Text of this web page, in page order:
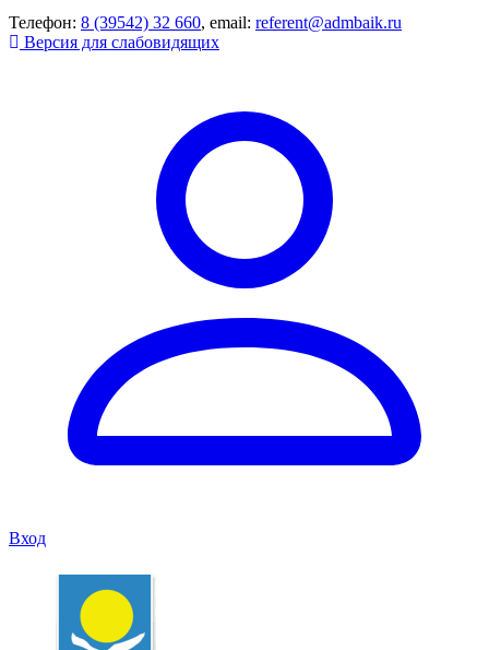
Телефон: 8 (39542) 32 660, email: referent@admbaik.ru
Версия для слабовидящих
Вход